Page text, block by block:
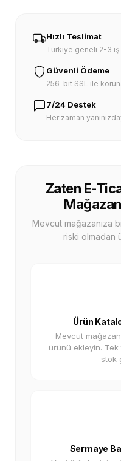
Hızlı Teslimat
Türkiye geneli 2-3
Güvenli Ödeme
256-bit SSL ile
7/24 Destek
Her zaman
Zaten E-
Mevcut mağazanıza
riski olmadan
Ürün
Mevcut
ürünü ekleyin.
stok
Sermaye